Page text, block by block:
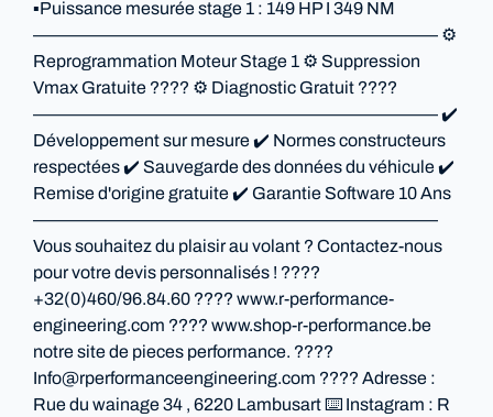
▪️Puissance mesurée stage 1 : 149 HP I 349 NM
——————————————————————— ⚙️
Reprogrammation Moteur Stage 1 ⚙️ Suppression
Vmax Gratuite ???? ⚙️ Diagnostic Gratuit ????
——————————————————————— ✔️
Développement sur mesure ✔️ Normes constructeurs
respectées ✔️ Sauvegarde des données du véhicule ✔️
Remise d'origine gratuite ✔️ Garantie Software 10 Ans
———————————————————————
Vous souhaitez du plaisir au volant ? Contactez-nous
pour votre devis personnalisés ! ????
+32(0)460/96.84.60 ????️ www.r-performance-
engineering.com ???? www.shop-r-performance.be
notre site de pieces performance. ????
Info@rperformanceengineering.com ???? Adresse :
Rue du wainage 34 , 6220 Lambusart ⌨️ Instagram : R